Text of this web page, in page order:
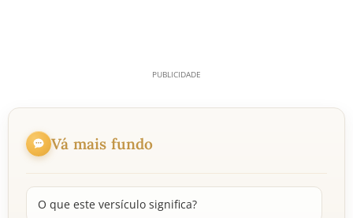
Vá mais fundo
O que este versículo significa?